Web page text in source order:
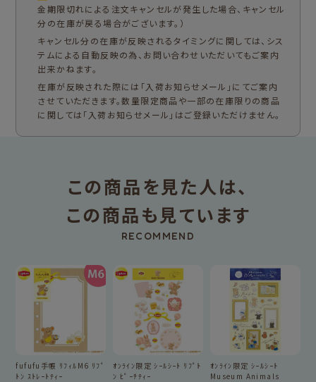
金期限切れによる注文キャンセルが発生した場合、キャンセル
分の在庫が戻る場合がございます。）
キャンセル分の在庫が反映されるタイミングに関しては、シス
テムによる自動反映の為、お問い合わせいただいてもご案内
出来かねます。
在庫が反映された際には「入荷お知らせメール」にてご案内
させていただきます。数量限定商品や一部の在庫限りの商品
に関しては「入荷お知らせメール」はご登録いただけません。
この商品を見た人は、
この商品も見ています
RECOMMEND
fufufu手帳 ﾘﾌｨﾙM6 ﾘﾌﾟ
ﾄﾝ ｽﾄﾚｰﾄﾃｨｰ
ｵﾝﾗｲﾝ限定 ｼｰﾙｼｰﾄ ﾘﾌﾟﾄ
ﾝ ﾋﾟｰﾁﾃｨｰ
ｵﾝﾗｲﾝ限定 ｼｰﾙｼｰﾄ
Museum Animals